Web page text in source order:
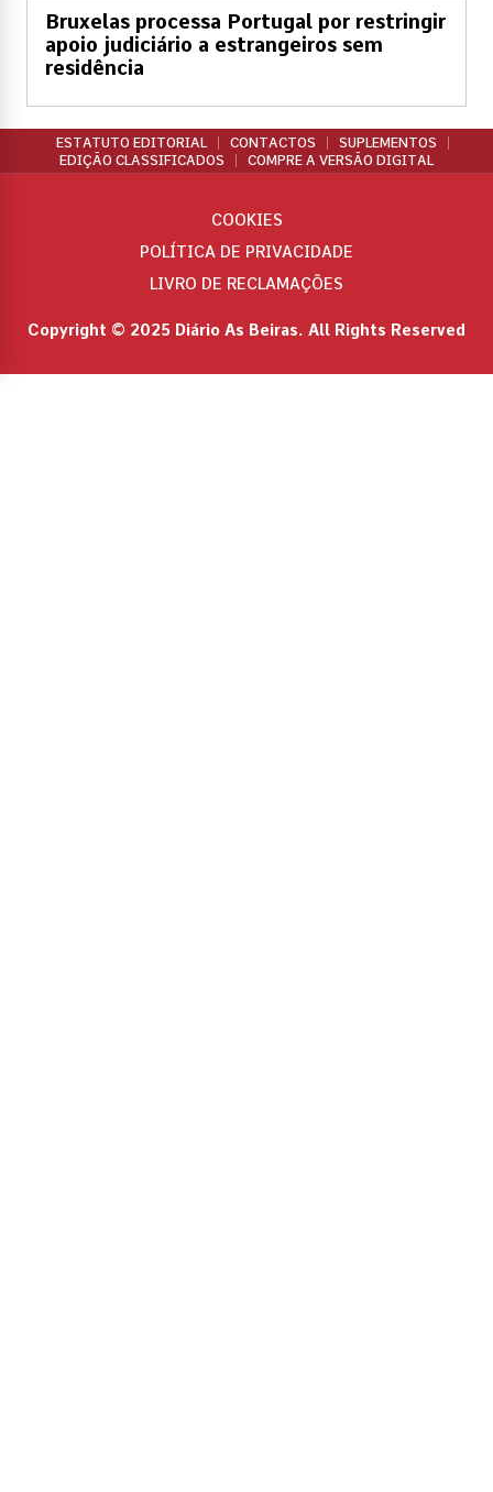
Bruxelas processa Portugal por restringir
apoio judiciário a estrangeiros sem
residência
ESTATUTO EDITORIAL CONTACTOS
SUPLEMENTOS
EDIÇÃO CLASSIFICADOS
COMPRE A VERSÃO DIGITAL
Copyright © 2025 Diário As Beiras. All Rights Reserved
COOKIES
POLÍTICA DE PRIVACIDADE
LIVRO DE RECLAMAÇÕES